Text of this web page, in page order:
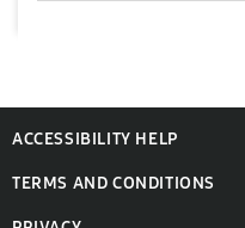
ACCESSIBILITY HELP
TERMS AND CONDITIONS